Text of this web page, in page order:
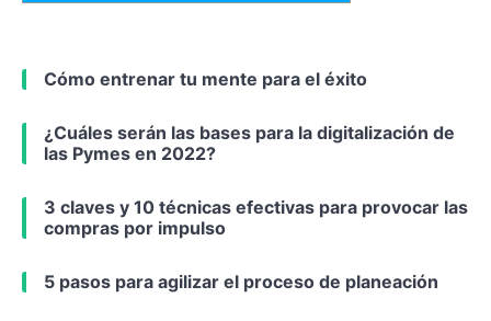
Cómo entrenar tu mente para el éxito
¿Cuáles serán las bases para la digitalización de
las Pymes en 2022?
3 claves y 10 técnicas efectivas para provocar las
compras por impulso
5 pasos para agilizar el proceso de planeación